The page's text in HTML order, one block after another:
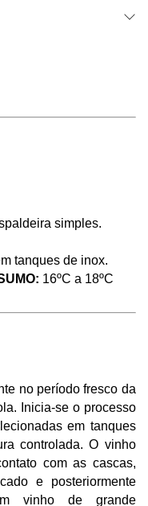
simples.
tanques de inox.
16ºC a 18ºC
no período fresco da
Inicia-se o processo
em tanques
controlada. O vinho
com as cascas,
e posteriormente
vinho de grande